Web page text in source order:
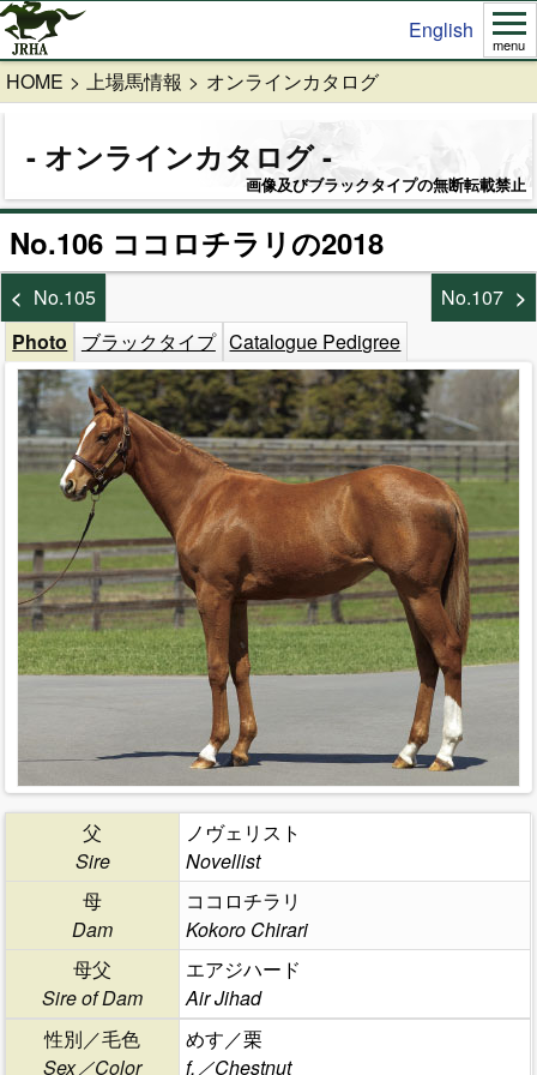
English
menu
HOME 上場馬情報 オンラインカタログ
オンラインカタログ
画像及びブラックタイプの無断転載禁止
No.106 ココロチラリの2018
No.105
No.107
Photo
ブラックタイプ Catalogue Pedigree
父
Sire
ノヴェリスト
Novellist
母
Dam
ココロチラリ
Kokoro Chirari
母父
Sire of Dam
エアジハード
Air Jihad
性別／毛色
Sex／Color
めす／栗
f.／Chestnut